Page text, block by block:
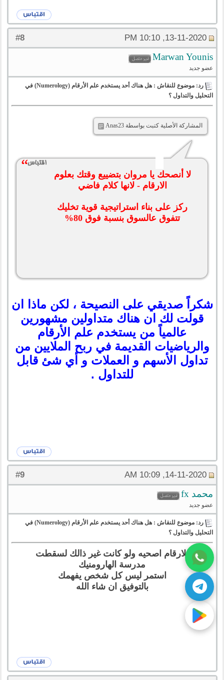
#
8 13-11-2020, 10:10 PM
‪Marwan Younis‬‏
عضو جديد
رد: موضوع للنقاش : هل هناك أحد يستخدم علم الأرقام (Numerology) في
التحليل والتداول ؟
المشاركة الأصلية كتبت بواسطة Anas23
لا أنصحك يا مروان بتضييع وقتك بعلوم
الارقام - لانها كلام فاضي
ركز على بناء استراتيجية قوية تخليك
تتفوق عالسوق بنسبة فوق 80%
شكراً صديقي على النصيحة ، لكن ماذا ان
قولت لك ان هناك متداولين مشهورين
عالمياً من يستخدم علم الأرقام
والرياضيات القديمة في ربح الملايين من
تداول الأسهم و العملات و أي شئ قابل
للتداول .
#
9 14-11-2020, 10:09 AM
محمد fx
عضو جديد
رد: موضوع للنقاش : هل هناك أحد يستخدم علم الأرقام (Numerology) في
التحليل والتداول ؟
للارقام اصحيه ولو كانت غير ذالك لسقطت
مدرسة الهارومنيك
استمر ليس كل شخص يفهمك
بالتوفيق ان شاء الله